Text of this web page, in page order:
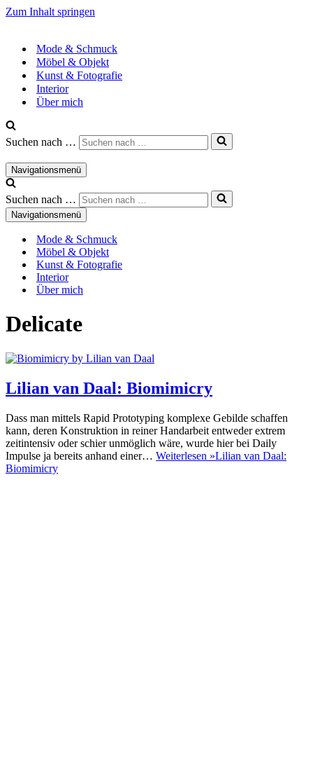
Zum Inhalt springen
Mode & Schmuck
Möbel & Objekt
Kunst & Fotografie
Interior
Über mich
Suchen nach …
Navigationsmenü
Suchen nach …
Navigationsmenü
Mode & Schmuck
Möbel & Objekt
Kunst & Fotografie
Interior
Über mich
Delicate
Lilian van Daal: Biomimicry
Dass man mittels Rapid Prototyping komplexe Gebilde schaffen
kann, deren Konstruktion in reiner Handarbeit entweder extrem
zeitintensiv oder schier unmöglich wäre, wurde hier bei Daily
Impulse ja bereits anhand einer… Weiterlesen »Lilian van Daal:
Biomimicry